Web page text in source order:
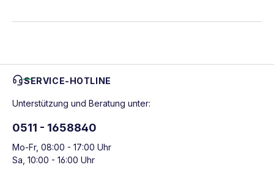
SERVICE-HOTLINE
Unterstützung und Beratung unter:
0511 - 1658840
Mo-Fr, 08:00 - 17:00 Uhr
Sa, 10:00 - 16:00 Uhr